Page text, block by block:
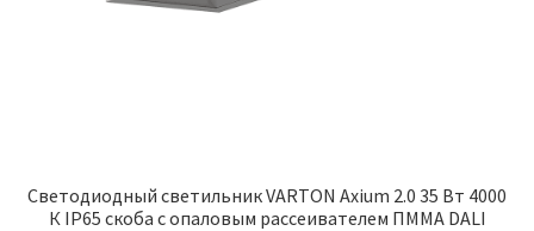
Светодиодный светильник VARTON Axium 2.0 35 Вт 4000
К IP65 скоба с опаловым рассеивателем ПММА DALI